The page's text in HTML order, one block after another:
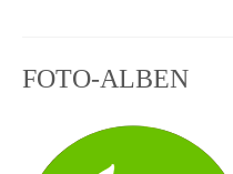
FOTO-ALBEN